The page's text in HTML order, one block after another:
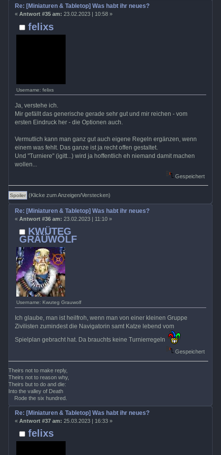
felixs
Username: felixs
Re: [Miniaturen & Tabletop] Was habt ihr neues?
« Antwort #35 am: 23.02.2023 | 10:58 »
Ja, verstehe ich.
Mir gefällt das generische gerade sehr gut und mir reichen - vom
ersten Eindruck her - die Optionen auch.
Vermutlich kann man ganz gut auch eigene Regeln ergänzen, wenn
einem was fehlt. Das ganze ist ja recht offen gestaltet.
Und "Turniere" (igitt...) wird ja hoffentlich eh niemand damit machen
wollen...
Gespeichert
(Klicke zum Anzeigen/Verstecken)
KWÜTEG
GRÄÜWÖLF
Username: Kwuteg Grauwolf
Re: [Miniaturen & Tabletop] Was habt ihr neues?
« Antwort #36 am: 23.02.2023 | 11:10 »
Ich glaube, man ist heilfroh, wenn man von einer kleinen Gruppe
Zivilisten zumindest die Navigatorin samt Katze lebend vom
Spielplan gebracht hat. Da brauchts keine Turnierregeln
Gespeichert
Theirs not to make reply,
Theirs not to reason why,
Theirs but to do and die:
Into the valley of Death
Rode the six hundred.
felixs
Re: [Miniaturen & Tabletop] Was habt ihr neues?
« Antwort #37 am: 25.03.2023 | 16:33 »